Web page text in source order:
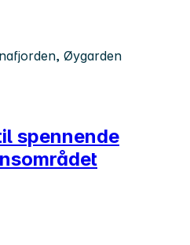
Øygarden
spennende